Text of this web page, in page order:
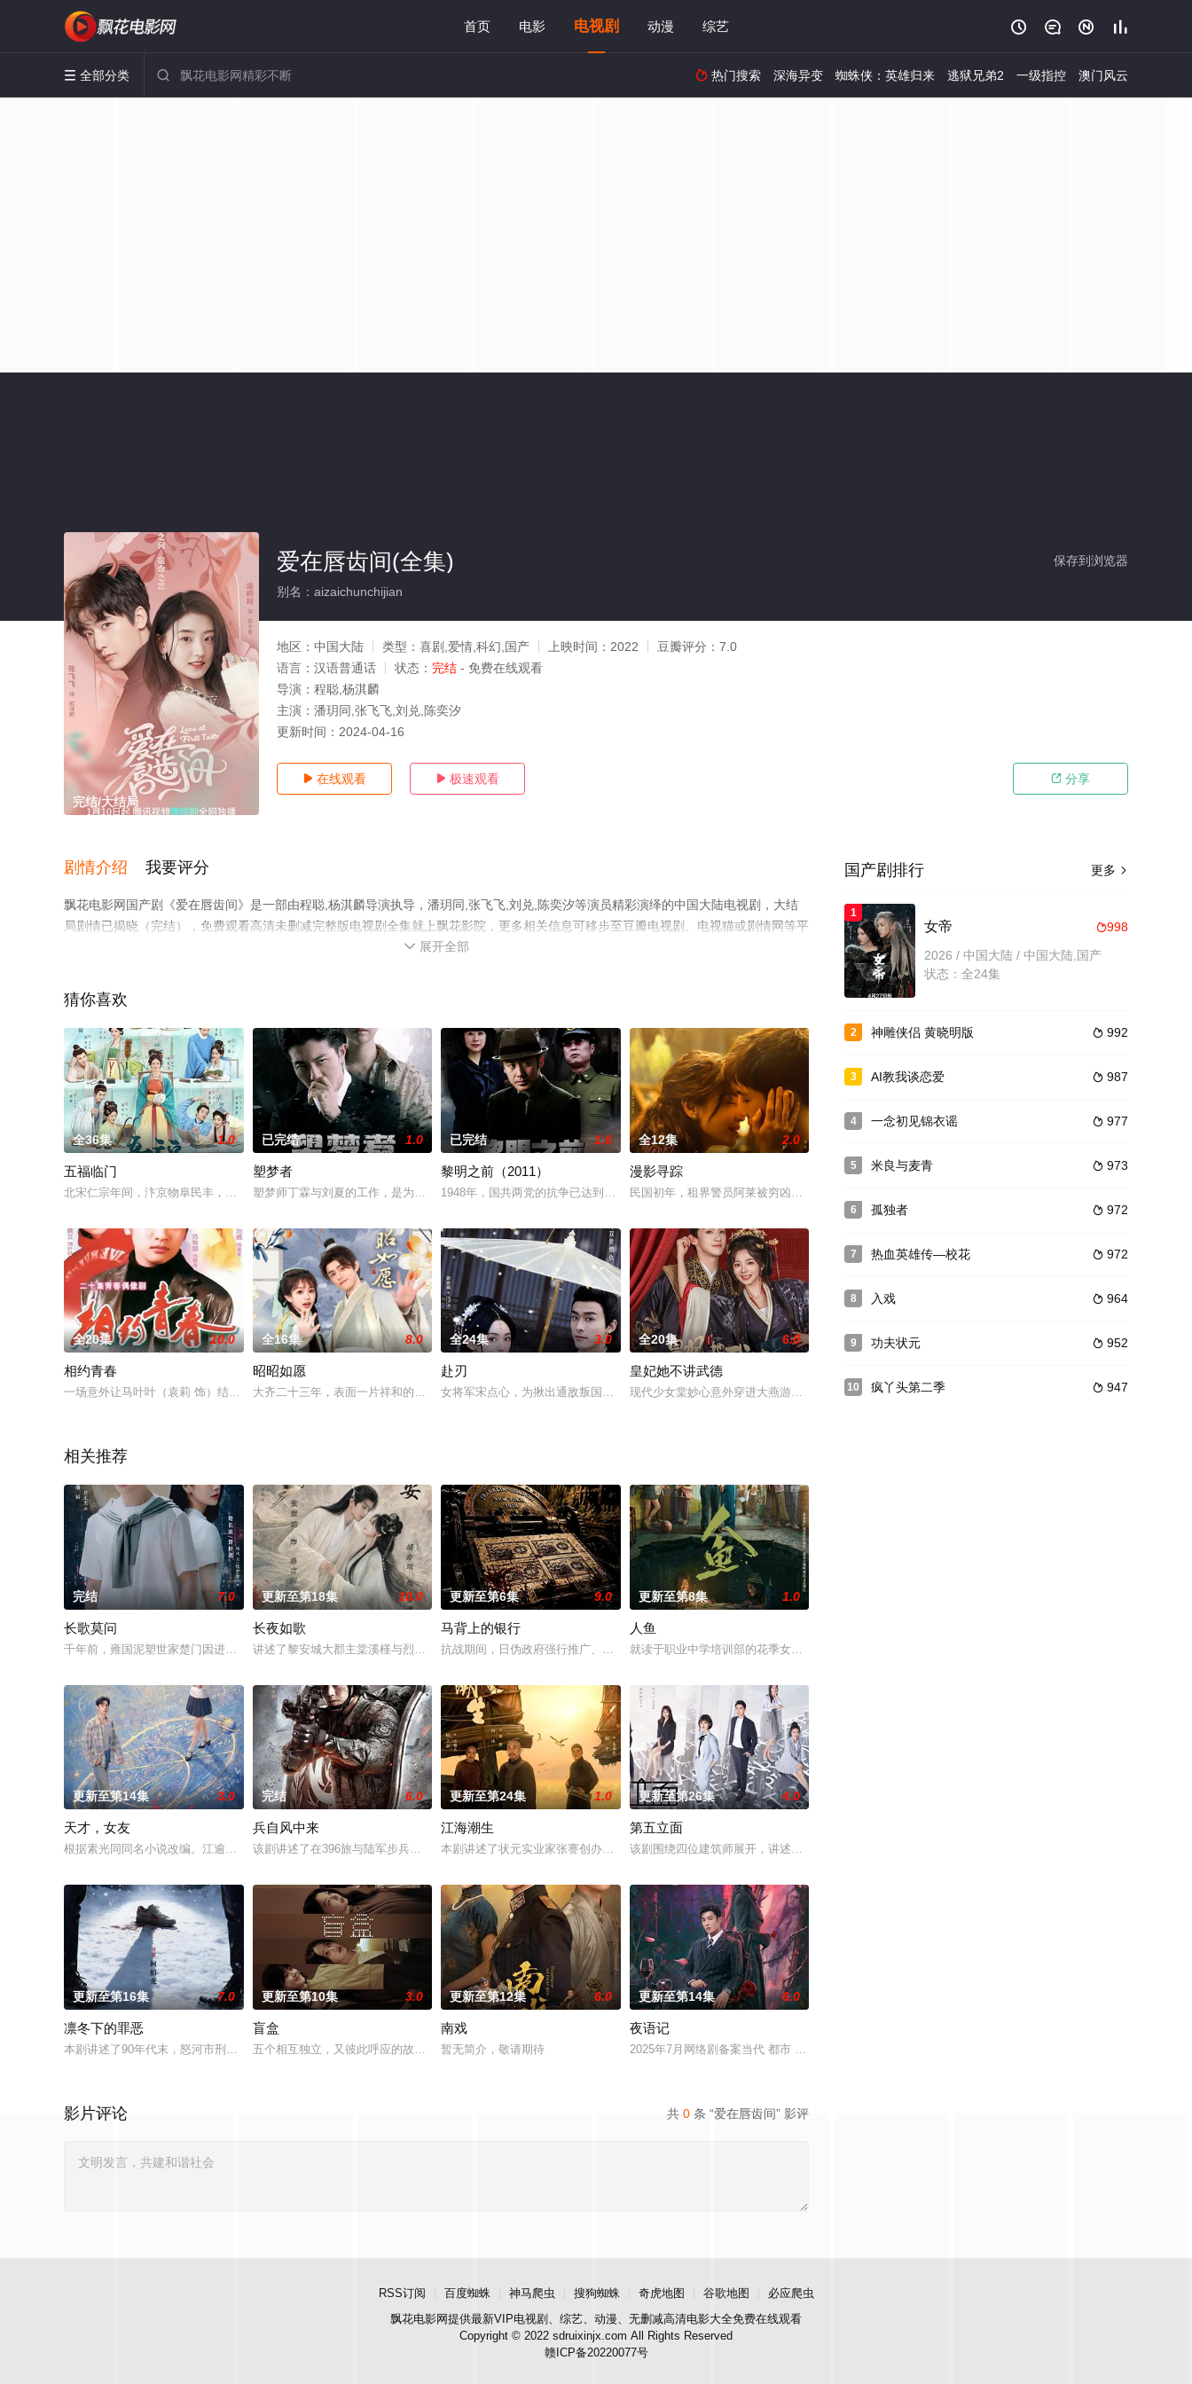
首页 电影 电视剧 动漫 综艺    
 全部分类   热门搜索 深海异变 蜘蛛侠：英雄归来 逃狱兄弟2 一级指控 澳门风云
完结/大结局
保存到浏览器
爱在唇齿间(全集)
别名：aizaichunchijian
地区： 中国大陆 类型： 喜剧,爱情,科幻,国产 上映时间： 2022 豆瓣评分： 7.0
语言： 汉语普通话 状态： 完结 - 免费在线观看
导演： 程聪,杨淇麟
主演： 潘玥同,张飞飞,刘兑,陈奕汐
更新时间： 2024-04-16
 在线观看  极速观看  分享
剧情介绍 我要评分
飘花电影网国产剧《爱在唇齿间》是一部由程聪,杨淇麟导演执导，潘玥同,张飞飞,刘兑,陈奕汐等演员精彩演绎的中国大陆电视剧，大结
局剧情已揭晓（完结），免费观看高清未删减完整版电视剧全集就上飘花影院，更多相关信息可移步至豆瓣电视剧、电视猫或剧情网等平
 展开全部
猜你喜欢
全36集 1.0
五福临门
北宋仁宗年间，汴京物阜民丰，声名远播天下。洛阳富户郦娘子举家远迁汴京，一为投奔早嫁的二女福慧，二为解决一桩陈年心事。郦娘子一生最得意的事
已完结 1.0
塑梦者
塑梦师丁霖与刘夏的工作，是为濒死客户做记忆修改，达到临终还愿。这天，他们接到一桩蓄意伤人案件，深入调查之时，揭开了丁霖童年的秘密，同时卷
已完结 1.0
黎明之前（2011）
1948年，国共两党的抗争已达到白热化阶段，天下大势虽初现端倪，却也恰恰处在极为凶险，丝毫容不得有任何闪失的关键时刻。九月的一天，一
全12集 2.0
漫影寻踪
民国初年，租界警员阿莱被穷凶极恶的帮派追杀，命悬一线之际，被一名凭空闪现的神秘女子露娜所救。露娜
全20集 10.0
相约青春
一场意外让马叶叶（袁莉 饰）结识了名为徐敬涛（苏有朋 饰）的男子，然而，这场相遇却并不愉快。之后，马叶叶和大学同学令辉（廖凡 饰）来到了
全16集 8.0
昭昭如愿
大齐二十三年，表面一片祥和的齐国国都，实则暗潮涌动。庶民出身极具厨艺天赋的厨娘苏小仙在一次采集食材途中误入皇家猎场，误打误撞成了三皇子赵
全24集 3.0
赴刃
女将军宋点心，为揪出通敌叛国之徒，成立千味阁，并意外和国师沈慕司结缘的故事。两人步步为营，最终联手抓获幕后黑手，共同守护海晏河清
全20集 6.0
皇妃她不讲武德
现代少女棠妙心意外穿进大燕游戏副本成为万户侯不受宠的二小姐，系统告诉她只有解开游戏关键人物背后的
相关推荐
完结 7.0
长歌莫问
千年前，雍国泥塑世家楚门因进贡的“十二生肖”离奇流血炸裂，惨遭满门流放，楚父以死鸣冤。楚家大小姐楚梓鸢带着滔天恨意，在屠刀落地的瞬间，灵
更新至第18集 10.0
长夜如歌
讲述了黎安城大郡主棠溪槿与烈云峥之间曲折动人的情感，以及他们在复杂局势中坚守初心、勇敢面对困难的爱情故事。通过剧中主人公在成长的道路上，
更新至第6集 9.0
马背上的银行
抗战期间，日伪政府强行推广、使用由“中国准备银行”发行的伪钞货币。根据党中央指示，高景波、徐邵梁、孙希光和黄鹰等人开始筹备建立冀南银
更新至第8集 1.0
人鱼
就读于职业中学培训部的花季女生苏琳（黄杨钿甜 饰），虽自小被父母忽视，在艰苦环境中长大，但她始终
更新至第14集 3.0
天才，女友
根据素光同同名小说改编。江逾白长大以后，林知夏忽然对他说：“江逾白，我喜欢你，哲学和生物学意义上的喜欢。”那个夜晚，他脸颊微热，还听见自
完结 6.0
兵自风中来
该剧讲述了在396旅与陆军步兵学院联合举办的小型军事演习中，郭子剑因不满演习流于形式，假传指令要求真打实抗，虽引发哗然，却获赏识调任39
更新至第24集 1.0
江海潮生
本剧讲述了状元实业家张謇创办大生企业，实业报国的故事。甲午战争后，国家蒙羞，张謇虽高中状元，却渴望寻求强国之路。他毅然弃政从商，
更新至第26集 4.0
第五立面
该剧围绕四位建筑师展开，讲述了他们在中意合作项目中面对专业挑战与境外竞争，通过创新实践实现本土设
更新至第16集 7.0
凛冬下的罪恶
本剧讲述了90年代末，怒河市刑侦支队在无普及监控、无DNA鉴定技术的支持下，通过摸排、勘查等传统刑侦手段，接连破获数起重案要案的艰难过程
更新至第10集 3.0
盲盒
五个相互独立，又彼此呼应的故事——用一场精心策划的“夏令营”完成复仇的受害者；临终前与遗憾和解的“无用之人”；共享同一具躯体的人格“刮刮
更新至第12集 6.0
南戏
暂无简介，敬请期待
更新至第14集 6.0
夜语记
2025年7月网络剧备案当代 都市 海南越酷文化传媒有限公司
共 0 条 “爱在唇齿间” 影评
影片评论
更多 
国产剧排行
1
998
女帝
2026 / 中国大陆 / 中国大陆,国产
状态：全24集
2  992
神雕侠侣 黄晓明版
3  987
AI教我谈恋爱
4  977
一念初见锦衣谣
5  973
米良与麦青
6  972
孤独者
7  972
热血英雄传—校花
8  964
入戏
9  952
功夫状元
10  947
疯丫头第二季
RSS订阅 百度蜘蛛 神马爬虫 搜狗蜘蛛 奇虎地图 谷歌地图
必应爬虫
飘花电影网提供最新VIP电视剧、综艺、动漫、无删减高清电影大全免费在线观看
Copyright © 2022 sdruixinjx.com All Rights Reserved
赣ICP备20220077号